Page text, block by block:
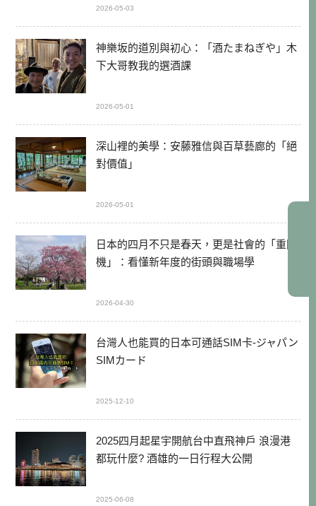
2026-05-03
神樂坂的道別與初心：「酒たまねぎや」木
下大哥教我的選酒課
2026-05-01
深山裡的美學：安藤雅信與百草藝廊的「絕
對價值」
2026-05-01
日本的四月不只是春天，更是社會的「重開
機」：看懂新年度的街頭與職場學
2026-04-30
台灣人也能買的日本可通話SIM卡-ジャパン
SIMカード
2025-12-10
2025四月起星宇開航台中直飛神戶 浪漫港
都玩什麼? 酒雄的一日行程大公開
2025-06-08